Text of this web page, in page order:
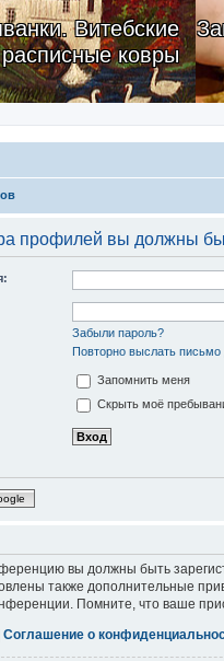
Витебские
расписные ковры
профилей вы должны
Забыли пароль?
Повторно выслать письмо
Запомнить меня
Скрыть моё
вы должны быть
также дополнительные
Помните, что ваше
Соглашение о